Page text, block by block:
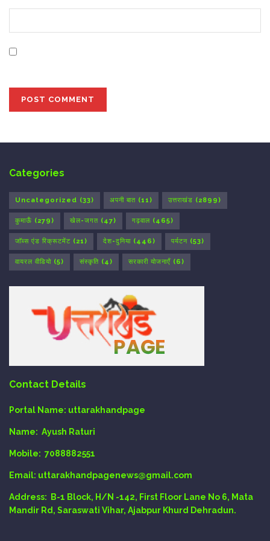
Categories
Uncategorized (33) अपनी बात (11) उत्तराखंड (2899)
कुमाऊँ (279) खेल-जगत (47) गढ़वाल (465)
जॉब्स एंड रिक्रूटमेंट (21) देश-दुनिया (446) पर्यटन (53)
वायरल वीडियो (5) संस्कृति (4) सरकारी योजनाएँ (6)
Contact Details
Portal Name: uttarakhandpage
Name: Ayush Raturi
Mobile: 7088882551
Email: uttarakhandpagenews@gmail.com
Address:
B-1 Block, H/N -142, First Floor Lane No 6, Mata
Mandir Rd, Saraswati Vihar, Ajabpur Khurd Dehradun.